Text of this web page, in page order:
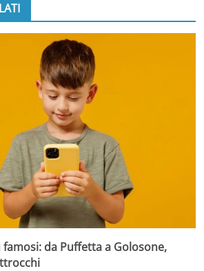
da Puffetta a Golosone,